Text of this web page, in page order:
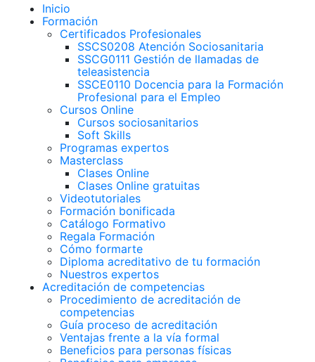
Inicio
Formación
Certificados Profesionales
SSCS0208 Atención Sociosanitaria
SSCG0111 Gestión de llamadas de
teleasistencia
SSCE0110 Docencia para la Formación
Profesional para el Empleo
Cursos Online
Cursos sociosanitarios
Soft Skills
Programas expertos
Masterclass
Clases Online
Clases Online gratuitas
Videotutoriales
Formación bonificada
Catálogo Formativo
Regala Formación
Cómo formarte
Diploma acreditativo de tu formación
Nuestros expertos
Acreditación de competencias
Procedimiento de acreditación de
competencias
Guía proceso de acreditación
Ventajas frente a la vía formal
Beneficios para personas físicas